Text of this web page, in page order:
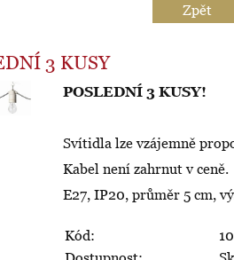
Zpět
3 KUSY
POSLEDNÍ 3 KUSY!
Svítidla lze vzájemně
Kabel není zahrnut v ceně.
E27, IP20, průměr 5 cm,
Kód: